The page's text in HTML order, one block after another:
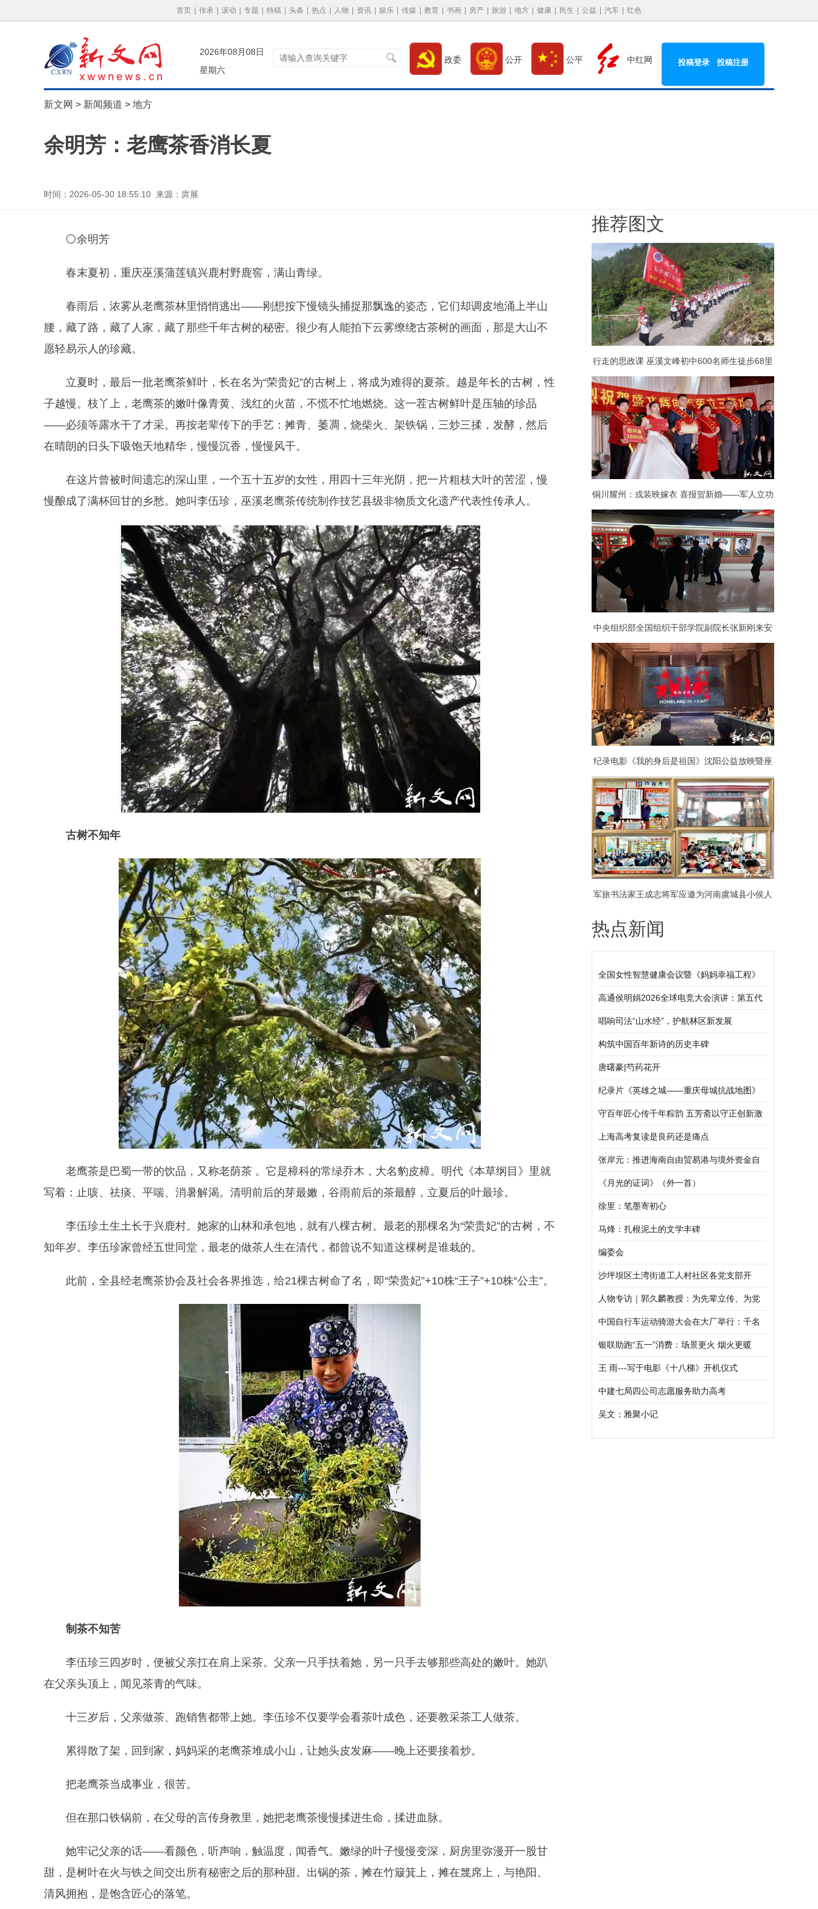
首页 传承 滚动 专题 特稿 头条 热点 人物 资讯 娱乐 传媒 教育 书画 房产 旅游 地方 健康 民生 公益 汽车 红色
2026年08月08日
星期六
政委 公开 公平 中红网 投稿登录 投稿注册
新文网 > 新闻频道 > 地方
余明芳：老鹰茶香消长夏
时间：2026-05-30 18:55:10 来源：庹展
⚪余明芳
春末夏初，重庆巫溪蒲莲镇兴鹿村野鹿窖，满山青绿。
春雨后，浓雾从老鹰茶林里悄悄逃出——刚想按下慢镜头捕捉那飘逸的姿态，它们却调皮地涌上半山
腰，藏了路，藏了人家，藏了那些千年古树的秘密。很少有人能拍下云雾缭绕古茶树的画面，那是大山不
愿轻易示人的珍藏。
立夏时，最后一批老鹰茶鲜叶，长在名为“荣贵妃”的古树上，将成为难得的夏茶。越是年长的古树，性
子越慢。枝丫上，老鹰茶的嫩叶像青黄、浅红的火苗，不慌不忙地燃烧。这一茬古树鲜叶是压轴的珍品
——必须等露水干了才采。再按老辈传下的手艺：摊青、萎凋，烧柴火、架铁锅，三炒三揉，发酵，然后
在晴朗的日头下吸饱天地精华，慢慢沉香，慢慢风干。
在这片曾被时间遗忘的深山里，一个五十五岁的女性，用四十三年光阴，把一片粗枝大叶的苦涩，慢
慢酿成了满杯回甘的乡愁。她叫李伍珍，巫溪老鹰茶传统制作技艺县级非物质文化遗产代表性传承人。
古树不知年
老鹰茶是巴蜀一带的饮品，又称老荫茶 。它是樟科的常绿乔木，大名豹皮樟。明代《本草纲目》里就
写着：止咳、祛痰、平喘、消暑解渴。清明前后的芽最嫩，谷雨前后的茶最醇，立夏后的叶最珍。
李伍珍土生土长于兴鹿村。她家的山林和承包地，就有八棵古树。最老的那棵名为“荣贵妃”的古树，不
知年岁。李伍珍家曾经五世同堂，最老的做茶人生在清代，都曾说不知道这棵树是谁栽的。
此前，全县经老鹰茶协会及社会各界推选，给21棵古树命了名，即“荣贵妃”+10株“王子”+10株“公主”。
制茶不知苦
李伍珍三四岁时，便被父亲扛在肩上采茶。父亲一只手扶着她，另一只手去够那些高处的嫩叶。她趴
在父亲头顶上，闻见茶青的气味。
十三岁后，父亲做茶、跑销售都带上她。李伍珍不仅要学会看茶叶成色，还要教采茶工人做茶。
累得散了架，回到家，妈妈采的老鹰茶堆成小山，让她头皮发麻——晚上还要接着炒。
把老鹰茶当成事业，很苦。
但在那口铁锅前，在父母的言传身教里，她把老鹰茶慢慢揉进生命，揉进血脉。
她牢记父亲的话——看颜色，听声响，触温度，闻香气。嫩绿的叶子慢慢变深，厨房里弥漫开一股甘
甜，是树叶在火与铁之间交出所有秘密之后的那种甜。出锅的茶，摊在竹簸箕上，摊在篾席上，与艳阳、
清风拥抱，是饱含匠心的落笔。
推荐图文
行走的思政课 巫溪文峰初中600名师生徒步68里
追寻红色足迹
铜川耀州：戎装映嫁衣 喜报贺新婚——军人立功
喜报与婚礼撞出“最美同框”
中央组织部全国组织干部学院副院长张新刚来安
徽金寨干部学院考察调研
纪录电影《我的身后是祖国》沈阳公益放映暨座
谈活动举行
军旅书法家王成志将军应邀为河南虞城县小侯人
民日报希望小学捐赠书法作品毛泽东《清平乐·会
热点新闻
全国女性智慧健康会议暨《妈妈幸福工程》
公益行在京举行
高通侯明娟2026全球电竞大会演讲：第五代
骁龙8至尊版引领移动电竞迈向职业化、标准
化新阶段
唱响司法“山水经”，护航林区新发展
构筑中国百年新诗的历史丰碑
唐曙豪|芍药花开
纪录片《英雄之城——重庆母城抗战地图》
作品捐赠仪式举行
守百年匠心传千年粽韵 五芳斋以守正创新激
活端午非遗新活力
上海高考复读是良药还是痛点
张岸元：推进海南自由贸易港与境外资金自
由流动
《月光的证词》（外一首）
徐里：笔墨寄初心
马烽：扎根泥土的文学丰碑
编委会
沙坪坝区土湾街道工人村社区各党支部开
展“缅怀英烈探索自然”主题参观学习活动
人物专访｜郭久麟教授：为先辈立传、为党
旗增辉
中国自行车运动骑游大会在大厂举行：千名
骑手齐竞技 以赛为媒促协同
银联助跑“五一”消费：场景更火 烟火更暖
王 雨---写于电影《十八梯》开机仪式
中建七局四公司志愿服务助力高考
吴文：雅聚小记